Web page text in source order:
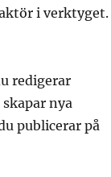
i verktyget.
redigerar
nya
publicerar på